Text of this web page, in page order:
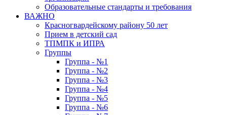
Образовательные стандарты и требования
ВАЖНО
Красногвардейскому району 50 лет
Прием в детский сад
ТПМПК и ИПРА
Группы
Группа - №1
Группа - №2
Группа - №3
Группа - №4
Группа - №5
Группа - №6